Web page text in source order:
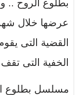
بطلوع الروح ..
عرضها خلال
القضية التى
الخفية التى تقف
مسلسل بطلوع